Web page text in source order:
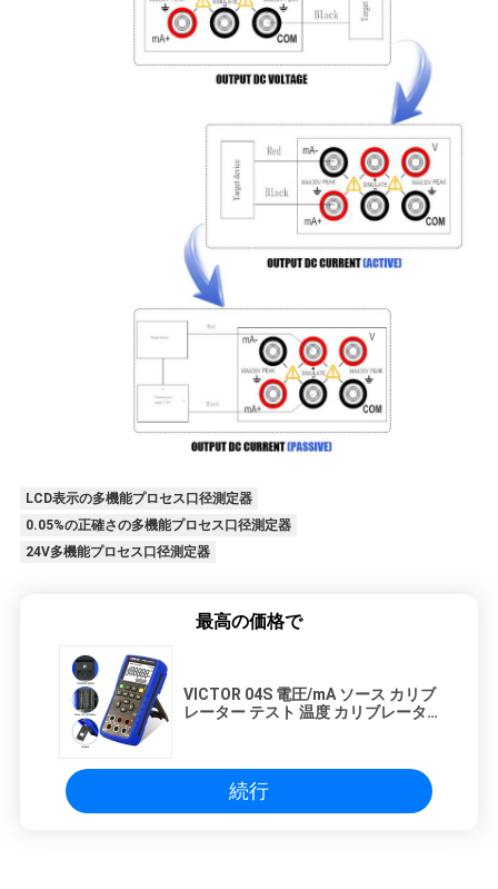
LCD表示の多機能プロセス口径測定器
0.05%の正確さの多機能プロセス口径測定器
24V多機能プロセス口径測定器
最高の価格で
VICTOR 04S 電圧/mA ソース カリブ
レーター テスト 温度 カリブレータ
続行